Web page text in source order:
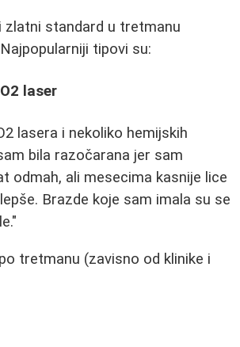
zlatni standard u tretmanu
tipovi su:
laser
lasera i nekoliko hemijskih
bila razočarana jer sam
odmah, ali mesecima kasnije lice
Brazde koje sam imala su se
tretmanu (zavisno od klinike i